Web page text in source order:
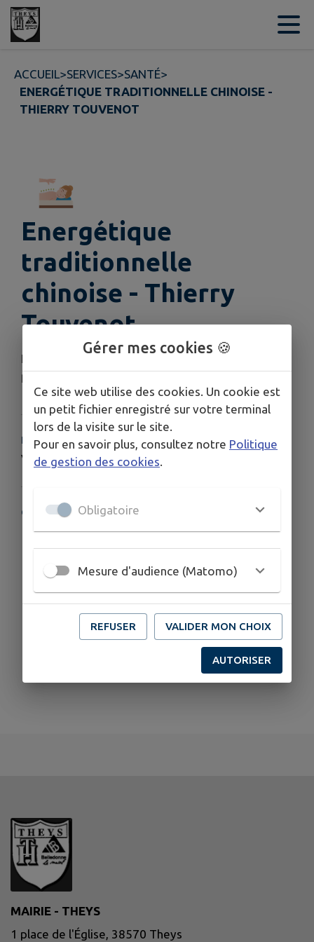
Contenu
ACCUEIL>SERVICES>SANTÉ>
ENERGÉTIQUE TRADITIONNELLE CHINOISE -
THIERRY TOUVENOT
Energétique
traditionnelle
chinoise - Thierry
Touvenot
Energétique traditionnelle chinoise, thérapie
psycho-corporelle
HORAIRES
Vendredi matin sur Rdv
COORDONNÉES
ESPACE SANTE, 74 parc Jail
MAIRIE - THEYS
1 place de l'Église, 38570 Theys
Gérer mes cookies 🍪
Ce site web utilise des cookies. Un cookie est
un petit fichier enregistré sur votre terminal
lors de la visite sur le site.
Pour en savoir plus, consultez notre Politique
de gestion des cookies.
Obligatoire
Mesure d'audience (Matomo)
REFUSER VALIDER MON CHOIX
AUTORISER